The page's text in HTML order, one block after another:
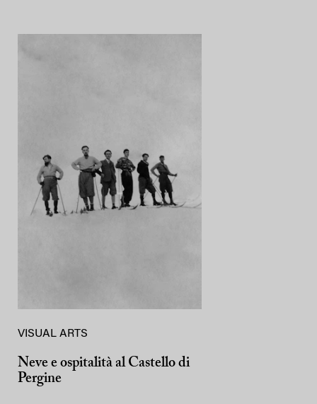
VISUAL ARTS
Neve e ospitalità al Castello di
Pergine